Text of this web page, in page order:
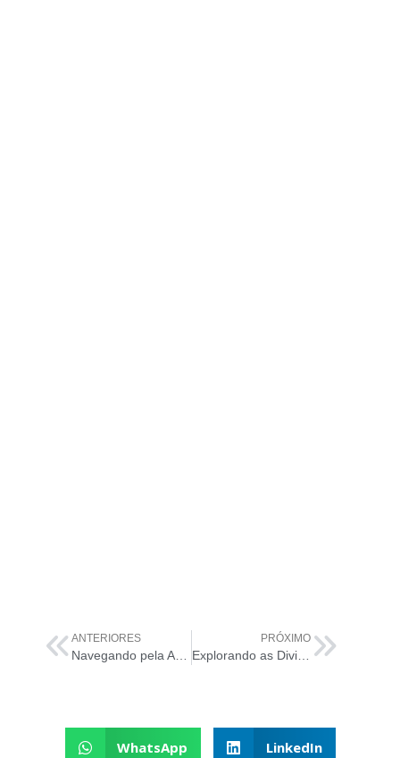
ANTERIORES PRÓXIMO
Explorando as Divisões da ISO 20000
WhatsApp LinkedIn